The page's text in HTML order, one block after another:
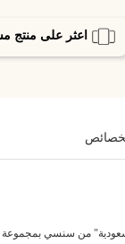
اعثر على منتج
من سنسي بمجموعة